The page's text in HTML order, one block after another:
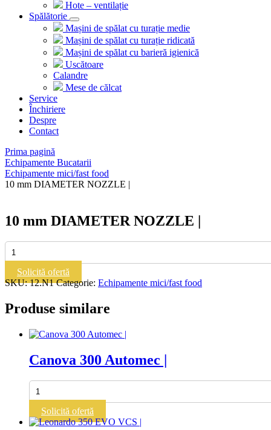
Hote – ventilație
Spălătorie
Mașini de spălat cu turație medie
Mașini de spălat cu turație ridicată
Mașini de spălat cu barieră igienică
Uscătoare
Calandre
Mese de călcat
Service
Închiriere
Despre
Contact
Prima pagină
Echipamente Bucatarii
Echipamente mici/fast food
10 mm DIAMETER NOZZLE |
10 mm DIAMETER NOZZLE |
Cantitate
10
mm
DIAMETER
NOZZLE
Solicită ofertă
SKU:12.N1 Categorie: Echipamente mici/fast food
Produse similare
Canova 300 Automec |
Cantitate
Canova
300
Automec
Solicită ofertă